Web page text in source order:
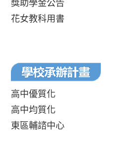
獎助學金公告
花女教科用書
高中優質化
高中均質化
東區輔諮中心